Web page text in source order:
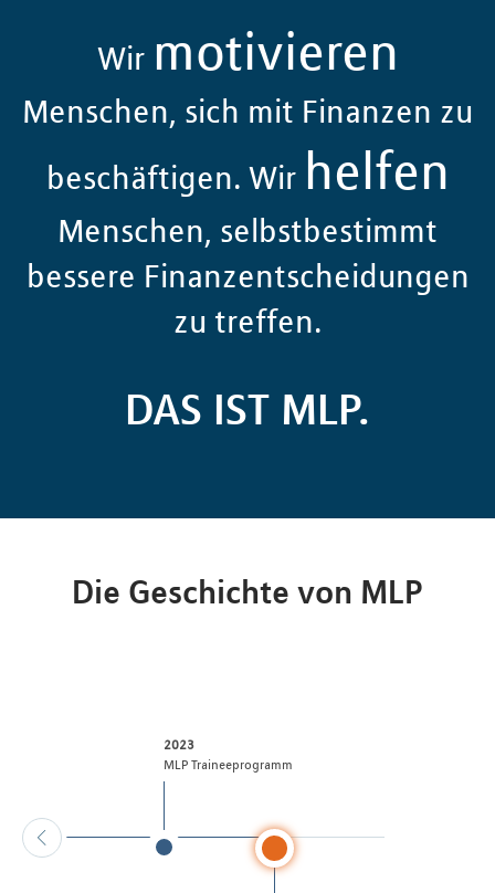
Wir motivieren
Menschen, sich mit Finanzen zu
beschäftigen. Wir helfen
Menschen, selbstbestimmt
bessere Finanzentscheidungen
zu treffen.
DAS IST MLP.
Die Geschichte von MLP
2023
MLP Traineeprogramm